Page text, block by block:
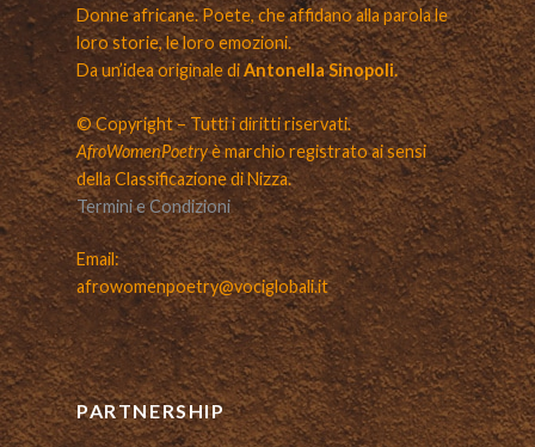
Donne africane. Poete, che affidano alla parola le
loro storie, le loro emozioni.
Da un’idea originale diAntonella Sinopoli.
© Copyright – Tutti i diritti riservati.
AfroWomenPoetryè marchio registrato ai sensi
della Classificazione di Nizza.
Termini e Condizioni
Email:
afrowomenpoetry@vociglobali.it
PARTNERSHIP